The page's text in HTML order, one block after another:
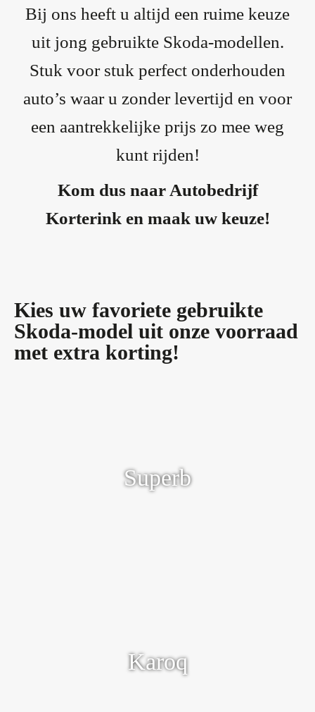
Bij ons heeft u altijd een ruime keuze
uit jong gebruikte Skoda-modellen.
Stuk voor stuk perfect onderhouden
auto’s waar u zonder levertijd en voor
een aantrekkelijke prijs zo mee weg
kunt rijden!
Kom dus naar Autobedrijf
Korterink en maak uw keuze!
Kies uw favoriete gebruikte
Skoda-model uit onze voorraad
met extra korting!
Superb
Ontdek meer
Karoq
Ontdek meer